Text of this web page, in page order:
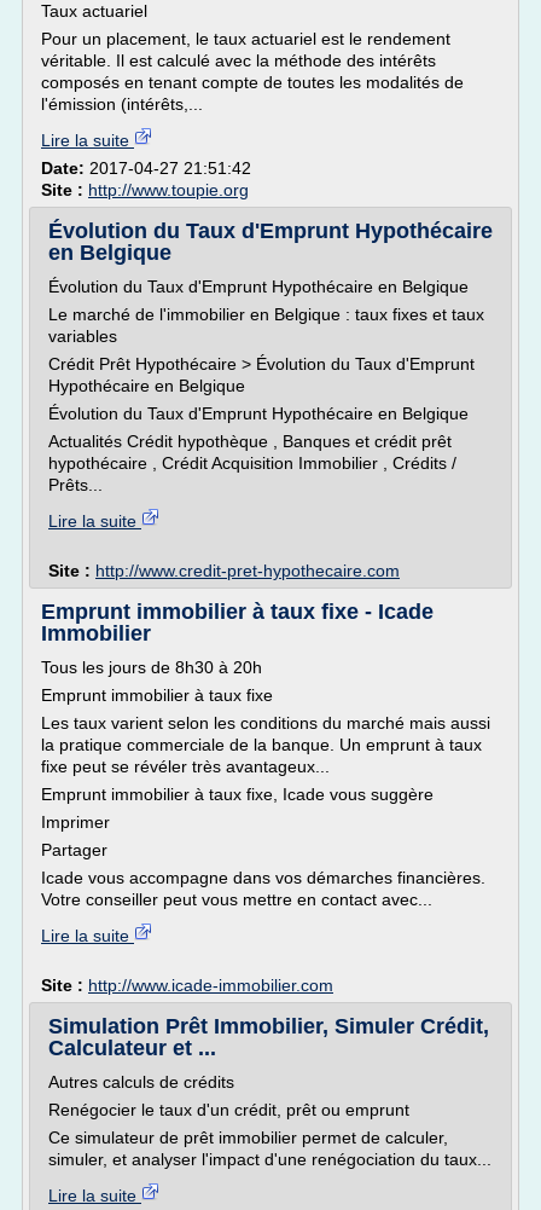
Taux actuariel
Pour un placement, le taux actuariel est le rendement
véritable. Il est calculé avec la méthode des intérêts
composés en tenant compte de toutes les modalités de
l'émission (intérêts,...
Lire la suite
Date: 2017-04-27 21:51:42
Site : http://www.toupie.org
Évolution du Taux d'Emprunt Hypothécaire
en Belgique
Évolution du Taux d'Emprunt Hypothécaire en Belgique
Le marché de l'immobilier en Belgique : taux fixes et taux
variables
Crédit Prêt Hypothécaire > Évolution du Taux d'Emprunt
Hypothécaire en Belgique
Évolution du Taux d'Emprunt Hypothécaire en Belgique
Actualités Crédit hypothèque , Banques et crédit prêt
hypothécaire , Crédit Acquisition Immobilier , Crédits /
Prêts...
Lire la suite
Site : http://www.credit-pret-hypothecaire.com
Emprunt immobilier à taux fixe - Icade
Immobilier
Tous les jours de 8h30 à 20h
Emprunt immobilier à taux fixe
Les taux varient selon les conditions du marché mais aussi
la pratique commerciale de la banque. Un emprunt à taux
fixe peut se révéler très avantageux...
Emprunt immobilier à taux fixe, Icade vous suggère
Imprimer
Partager
Icade vous accompagne dans vos démarches financières.
Votre conseiller peut vous mettre en contact avec...
Lire la suite
Site : http://www.icade-immobilier.com
Simulation Prêt Immobilier, Simuler Crédit,
Calculateur et ...
Autres calculs de crédits
Renégocier le taux d'un crédit, prêt ou emprunt
Ce simulateur de prêt immobilier permet de calculer,
simuler, et analyser l'impact d'une renégociation du taux...
Lire la suite